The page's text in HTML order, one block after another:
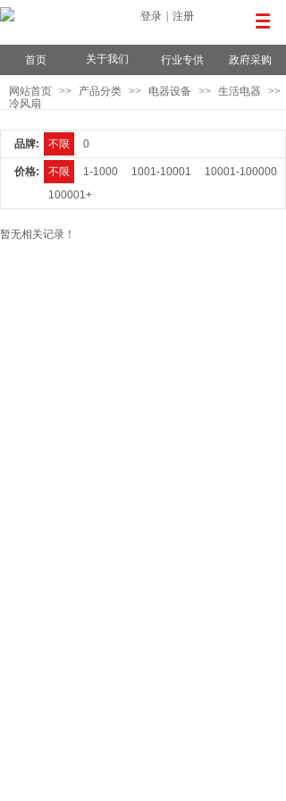
登录 注册
首页 关于我们 行业专供 政府采购
网站首页 >> 产品分类 >> 电器设备 >> 生活电器
>>
冷风扇
品牌: 不限 0
价格: 不限 1-1000 1001-10001
10001-100000
100001+
暂无相关记录！